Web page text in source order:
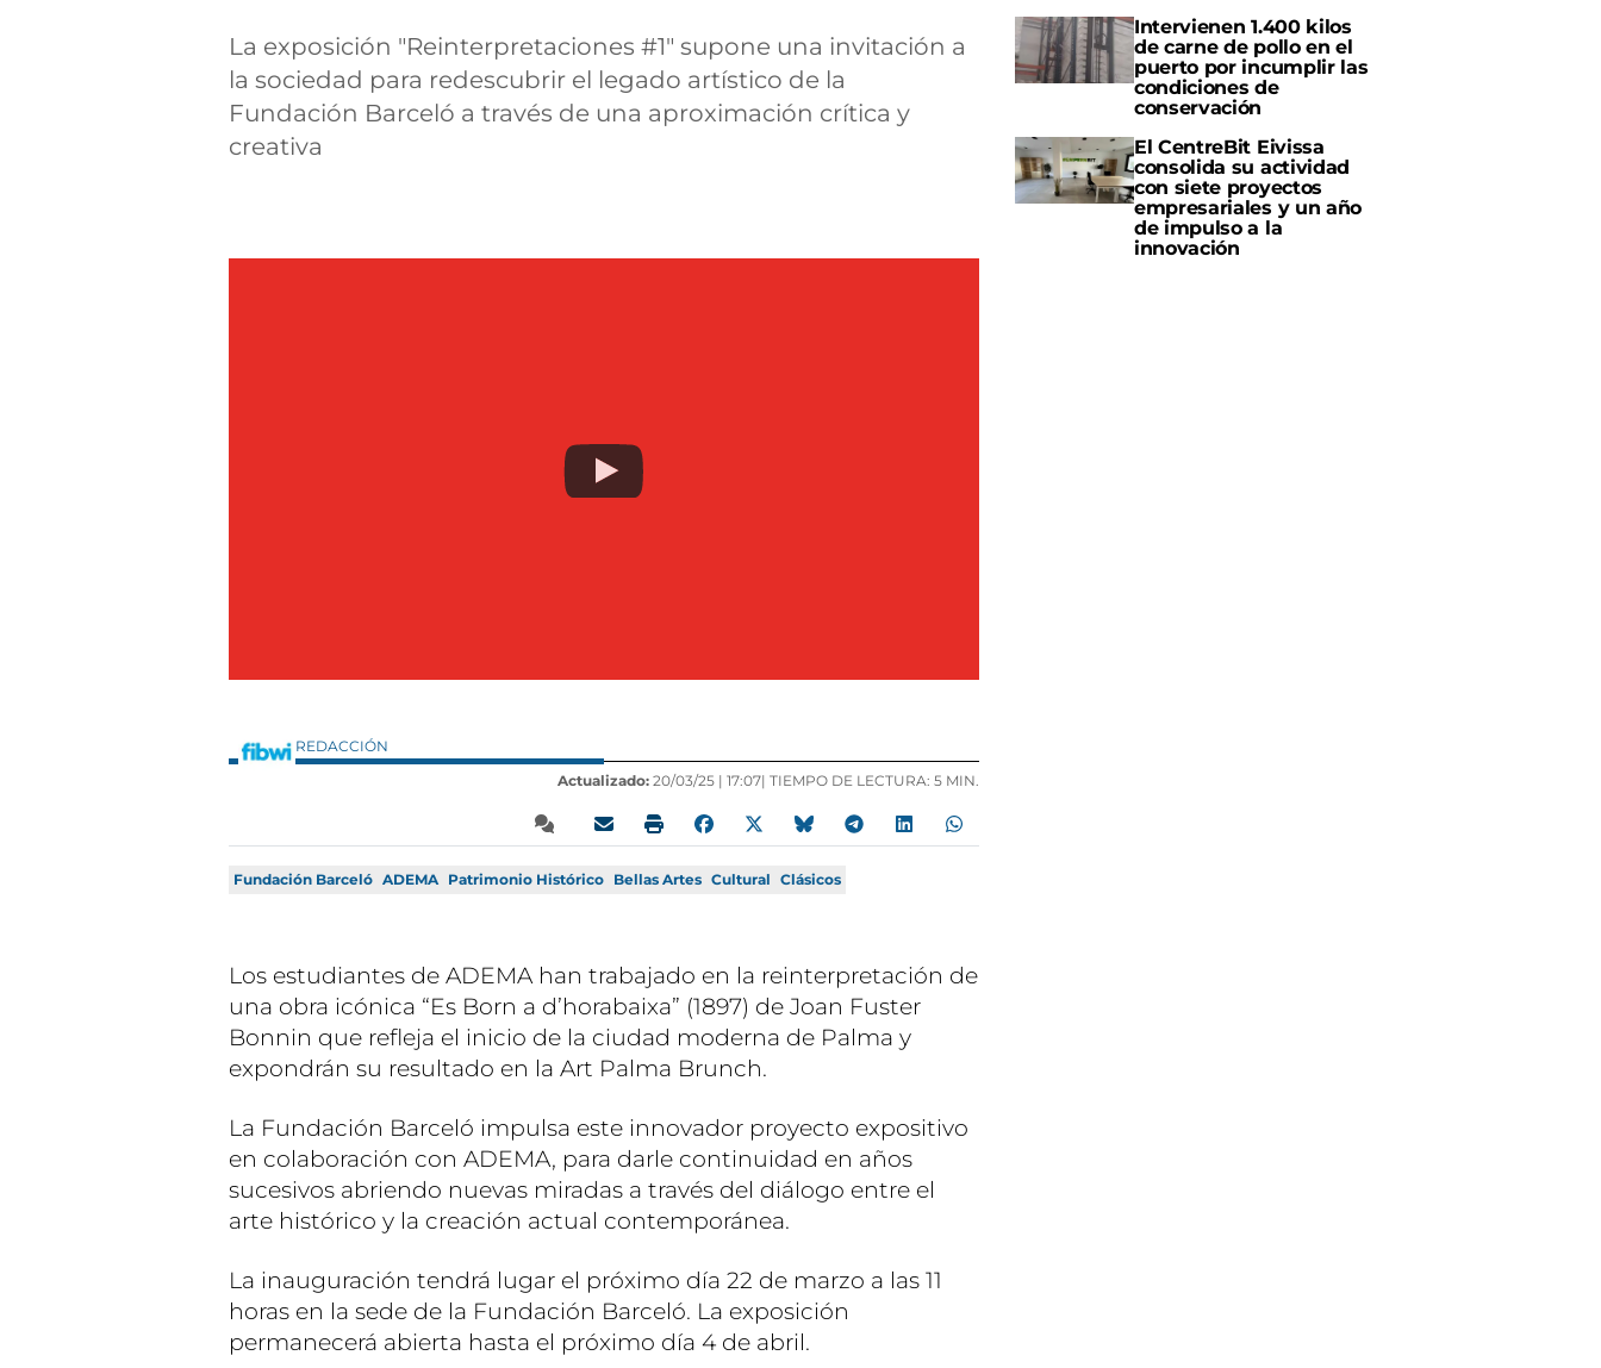
La exposición "Reinterpretaciones #1" supone una invitación a
la sociedad para redescubrir el legado artístico de la
Fundación Barceló a través de una aproximación crítica y
creativa
REDACCIÓN
Actualizado: 20/03/25 | 17:07| TIEMPO DE LECTURA: 5 MIN.
Fundación Barceló ADEMA Patrimonio Histórico Bellas Artes Cultural Clásicos
Los estudiantes de ADEMA han trabajado en la reinterpretación de
una obra icónica “Es Born a d’horabaixa” (1897) de Joan Fuster
Bonnin que refleja el inicio de la ciudad moderna de Palma y
expondrán su resultado en la Art Palma Brunch.
La Fundación Barceló impulsa este innovador proyecto expositivo
en colaboración con ADEMA, para darle continuidad en años
sucesivos abriendo nuevas miradas a través del diálogo entre el
arte histórico y la creación actual contemporánea.
La inauguración tendrá lugar el próximo día 22 de marzo a las 11
horas en la sede de la Fundación Barceló. La exposición
permanecerá abierta hasta el próximo día 4 de abril.
Intervienen 1.400 kilos
de carne de pollo en el
puerto por incumplir las
condiciones de
conservación
El CentreBit Eivissa
consolida su actividad
con siete proyectos
empresariales y un año
de impulso a la
innovación